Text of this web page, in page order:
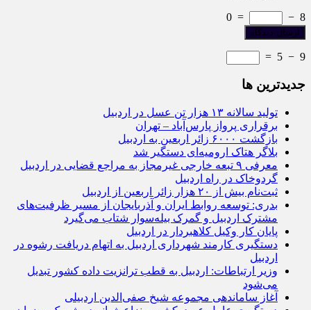
8
−
=
0
9
−
5
=
جديدترين ها
تولید سالانه ۱۳ هزار تن عسل در اردبیل
برقراری پرواز پارس‌آباد – تهران
بازگشت ۶۰۰۰ زائر اربعین به اردبیل
بلاگر هتاک ارومیه‌ای دستگیر شد
معرفی ۹ تبعه خارجی غیرمجاز به مراجع قضایی در اردبیل
گردوخاک در راه اردبیل
ثبت‌نام بیش از ۲۰ هزار زائر اربعین از اردبیل
بدری: توسعه روابط ایران و آذربایجان از مسیر ظرفیت‌های
مشترک اردبیل و گمرک بیله‌سوار شتاب می‌گیرد
پایان کار وکیل کلاهبردار در اردبیل
دستگیری کارمند شهرداری اردبیل به اتهام دریافت رشوه در
اردبیل
وزیر ارتباطات: اردبیل به قطب ترانزیت داده کشور تبدیل
می‌شود
آغاز ساماندهی مجموعه شیخ صفی‌الدین اردبیلی